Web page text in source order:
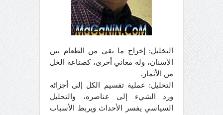
التخليل: إخراج ما بقي من الطعام بين
الأسنان، وله معاني أخرى، كصناعة الخل
من الأثمار.
التحليل: عملية تقسيم الكل إلى أجزائه
ورد الشيء إلى عناصره، والتحليل
السياسي يفسر الأحداث ويربط الأسباب